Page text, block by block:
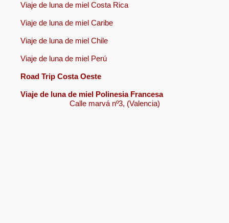
Viaje de luna de miel Costa Rica
Viaje de luna de miel Caribe
Viaje de luna de miel Chile
Viaje de luna de miel Perú
Road Trip Costa Oeste
Viaje de luna de miel Polinesia Francesa
Calle marvá nº3, (Valencia)